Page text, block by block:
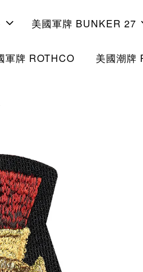
美國軍牌 BUNKER 27
軍牌 ROTHCO 美國潮牌